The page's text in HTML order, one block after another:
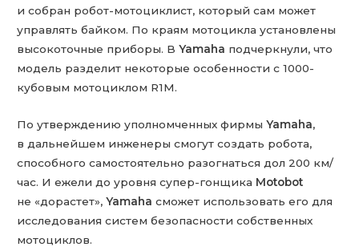
и собран робот-мотоциклист, который сам может
управлять байком. По краям мотоцикла установлены
высокоточные приборы. ВYamaha подчеркнули, что
модель разделит некоторые особенности с 1000-
кубовым мотоциклом R1M.
По утверждению уполномченных фирмыYamaha,
в дальнейшем инженеры смогут создать робота,
способного самостоятельно разогнаться дол 200 км/
час. И ежели до уровня супер-гонщика Motobot
не «дорастет»,Yamaha сможет использовать его для
исследования систем безопасности собственных
мотоциклов.